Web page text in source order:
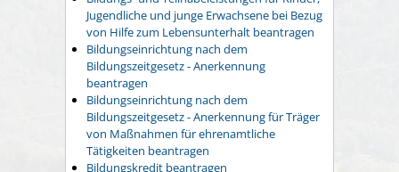
Jugendliche und junge Erwachsene bei Bezug
von Hilfe zum Lebensunterhalt beantragen
Bildungseinrichtung nach dem
Bildungszeitgesetz - Anerkennung
beantragen
Bildungseinrichtung nach dem
Bildungszeitgesetz - Anerkennung für Träger
von Maßnahmen für ehrenamtliche
Tätigkeiten beantragen
Bildungskredit beantragen